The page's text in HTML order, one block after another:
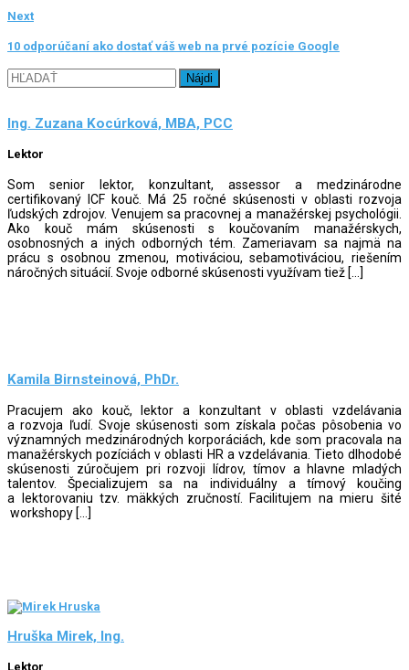
Next
10 odporúčaní ako dostať váš web na prvé pozície Google
Hľadať:
Ing. Zuzana Kocúrková, MBA, PCC
Lektor
Som senior lektor, konzultant, assessor a medzinárodne
certifikovaný ICF kouč. Má 25 ročné skúsenosti v oblasti rozvoja
ľudských zdrojov. Venujem sa pracovnej a manažérskej psychológii.
Ako kouč mám skúsenosti s koučovaním manažérskych,
osobnosných a in‎‎‎ých odborných tém. Zameriavam sa najmä na
prácu s osobnou zmenou, motiváciou, sebamotiváciou, riešením
náročných situácií. Svoje odborné skúsenosti využívam tiež […]
Kamila Birnsteinová, PhDr.
Pracujem ako kouč, lektor a konzultant v oblasti vzdelávania
a rozvoja ľudí. Svoje skúsenosti som získala počas pôsobenia vo
významných medzinárodných korporáciách, kde som pracovala na
manažérskych pozíciách v oblasti HR a vzdelávania. Tieto dlhodobé
skúsenosti zúročujem pri rozvoji lídrov, tímov a hlavne mladých
talentov. Špecializujem sa na individuálny a tímový koučing
a lektorovaniu tzv. mäkkých zručností. Facilitujem na mieru šité
workshopy […]
Hruška Mirek, Ing.
Lektor